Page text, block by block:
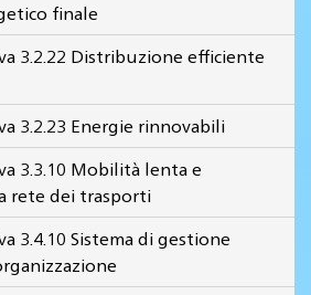
finale
3.2.22 Distribuzione efficiente
3.2.23 Energie rinnovabili
3.3.10 Mobilità lenta e
rete dei trasporti
3.4.10 Sistema di gestione